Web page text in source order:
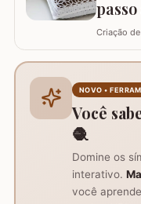
passo
Criação
prática
Materiais
NOVO •
Você
🧶
Domine os
interativo.
você